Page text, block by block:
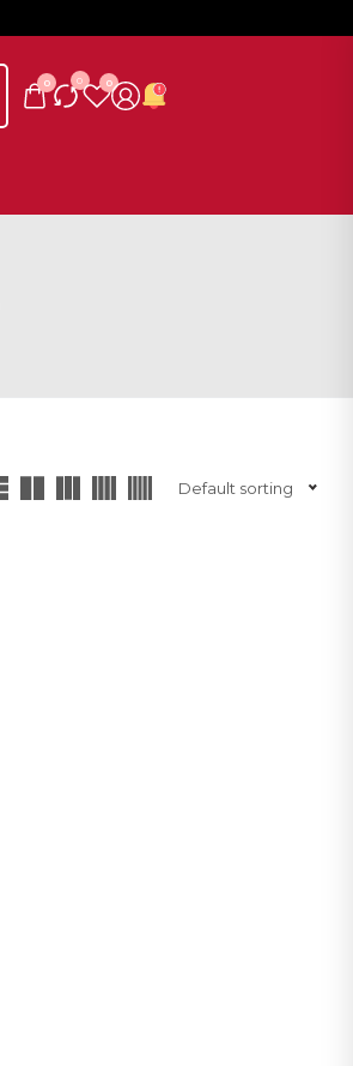
0 0 0
Default sorting